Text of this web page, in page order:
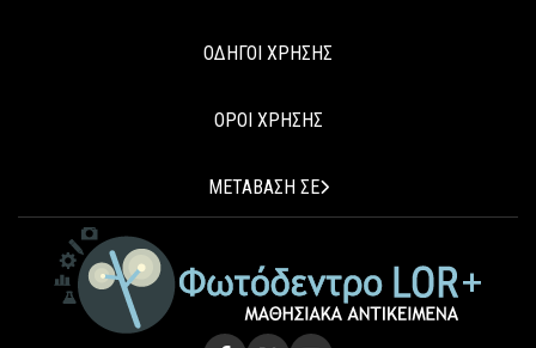
ΟΔΗΓΟΙ ΧΡΗΣΗΣ
ΟΡΟΙ ΧΡΗΣΗΣ
ΜΕΤΑΒΑΣΗ ΣΕ